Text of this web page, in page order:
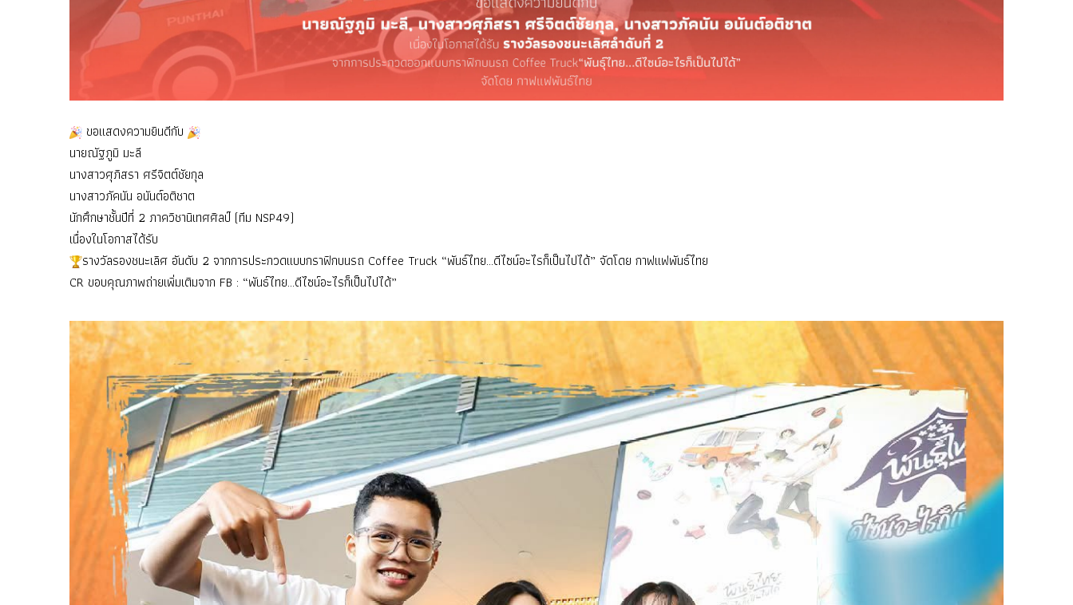
ขอแสดงความยินดีกับ
นายณัฐภูมิ มะลี
นางสาวศุภิสรา ศรีจิตต์ชัยกุล
นางสาวภัคนัน อนันต์อติชาต
นักศึกษาชั้นปีที่ 2 ภาควิชานิเทศศิลป์ (ทีม NSP49)
เนื่องในโอกาสได้รับ
รางวัลรองชนะเลิศ อันดับ 2 จากการประกวดแบบกราฟิกบนรถ Coffee Truck “พันธ์ไทย…ดีไซน์อะไรก็เป็นไปได้” จัดโดย กาฟแฟพันธ์ไทย
CR ขอบคุณภาพถ่ายเพิ่มเติมจาก FB : “พันธ์ไทย…ดีไซน์อะไรก็เป็นไปได้”